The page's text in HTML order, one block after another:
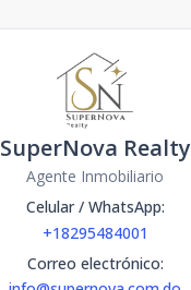
SuperNova Realty
Agente Inmobiliario
Celular / WhatsApp:
+18295484001
Correo electrónico: